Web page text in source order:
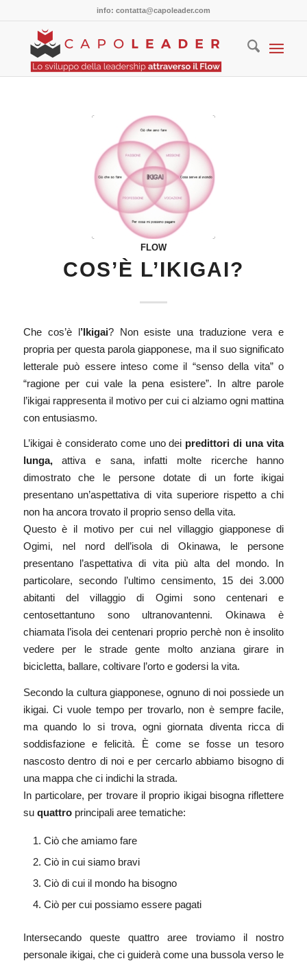
info: contatta@capoleader.com
FLOW
COS’È L’IKIGAI?
Che cos’è l’Ikigai? Non esiste una traduzione vera e
propria per questa parola giapponese, ma il suo significato
letterale può essere inteso come il “senso della vita” o
“ragione per cui vale la pena esistere”. In altre parole
l’ikigai rappresenta il motivo per cui ci alziamo ogni mattina
con entusiasmo.
L’ikigai è considerato come uno dei predittori di una vita
lunga,attiva e sana, infatti molte ricerche hanno
dimostrato che le persone dotate di un forte ikigai
presentano un’aspettativa di vita superiore rispetto a chi
non ha ancora trovato il proprio senso della vita.
Questo è il motivo per cui nel villaggio giapponese di
Ogimi, nel nord dell’isola di Okinawa, le persone
presentano l’aspettativa di vita più alta del mondo. In
particolare, secondo l’ultimo censimento, 15 dei 3.000
abitanti del villaggio di Ogimi sono centenari e
centosettantuno sono ultranovantenni. Okinawa è
chiamata l’isola dei centenari proprio perchè non è insolito
vedere per le strade gente molto anziana girare in
bicicletta, ballare, coltivare l’orto e godersi la vita.
Secondo la cultura giapponese, ognuno di noi possiede un
ikigai. Ci vuole tempo per trovarlo, non è sempre facile,
ma quando lo si trova, ogni giornata diventa ricca di
soddisfazione e felicità. È come se fosse un tesoro
nascosto dentro di noi e per cercarlo abbiamo bisogno di
una mappa che ci indichi la strada.
In particolare, per trovare il proprio ikigai bisogna riflettere
su quattroprincipali aree tematiche:
Ciò che amiamo fare
Ciò in cui siamo bravi
Ciò di cui il mondo ha bisogno
Ciò per cui possiamo essere pagati
Intersecando queste quattro aree troviamo il nostro
personale ikigai, che ci guiderà come una bussola verso le